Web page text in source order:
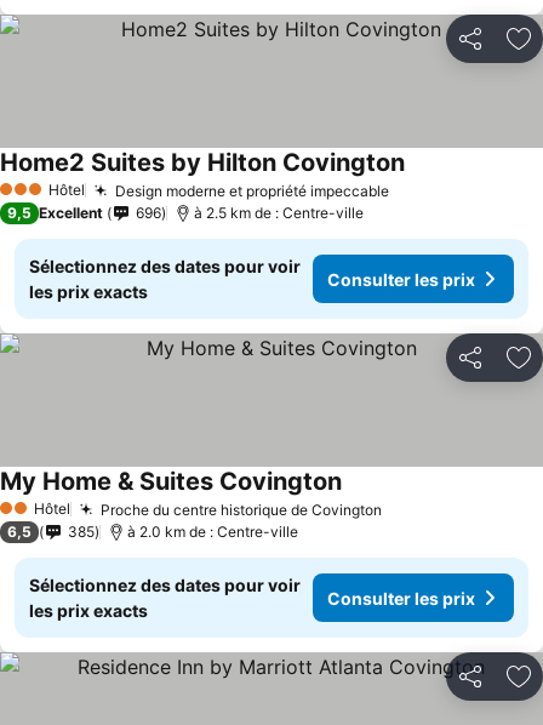
Partager
3 ÉtoilesHôtel Design moderne et propriété impeccableConsulter les
Home2 Suites by Hilton CovingtonConsulter les
9,5 Excellent 696 à 2.5 km de : Centre-ville
Sélectionnez des dates pour voir
les prix exacts
Consulter les prix
Partager
2 Étoiles
Hôtel Proche du centre historique de Covington
My Home & Suites CovingtonConsulter les prix
6,5 385 à 2.0 km de : Centre-ville
Sélectionnez des dates pour voir
les prix exacts
Consulter les prix
Partager